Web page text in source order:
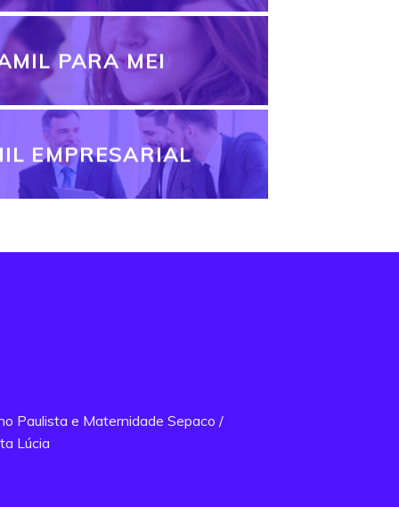
PARA MEI
EMPRESARIAL
Paulista e Maternidade Sepaco /
Lúcia